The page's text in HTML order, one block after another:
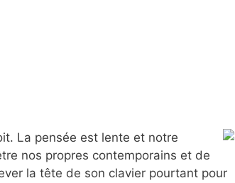
La pensée est lente et notre
nos propres contemporains et de
la tête de son clavier pourtant pour